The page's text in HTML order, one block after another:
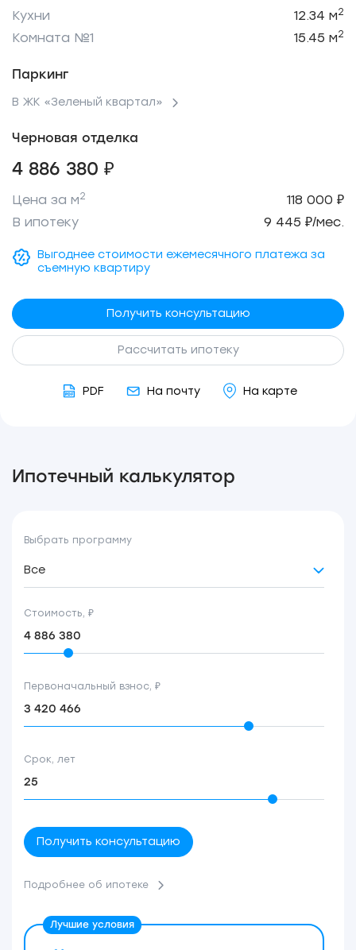
Кухни 12.34 м2
Комната №1 15.45 м2
Паркинг
В ЖК «Зеленый квартал»
Черновая отделка
4 886 380 ₽
Цена за м2
118 000 ₽
В ипотеку
9 445 ₽/мес.
Выгоднее стоимости ежемесячного платежа за
съемную квартиру
Получить консультацию
Рассчитать ипотеку
PDF На почту На карте
Ипотечный калькулятор
Выбрать программу
Все
Стоимость, ₽
Первоначальный взнос, ₽
Срок, лет
Получить консультацию
Подробнее об ипотеке